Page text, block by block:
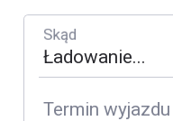
Skąd
Termin wyjazdu